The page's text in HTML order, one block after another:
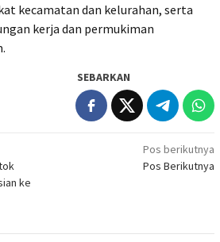
kecamatan dan kelurahan, serta
kerja dan permukiman
SEBARKAN
ke
Pos berikutnya
Pos Berikutnya